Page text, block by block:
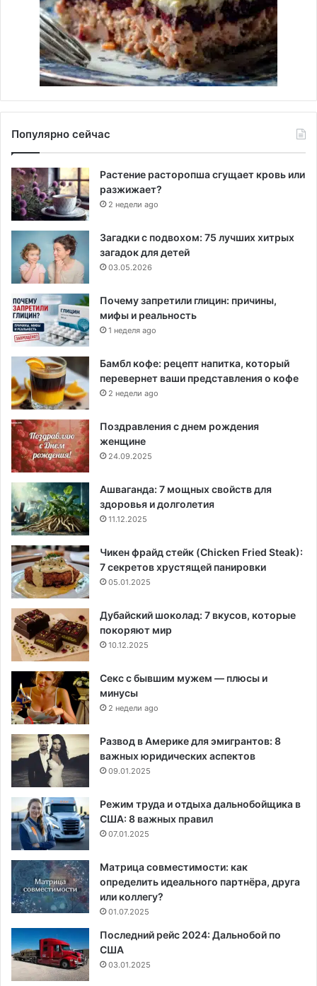
Популярно сейчас
Растение расторопша сгущает кровь или
разжижает?
2 недели ago
Загадки с подвохом: 75 лучших хитрых
загадок для детей
03.05.2026
Почему запретили глицин: причины,
мифы и реальность
1 неделя ago
Бамбл кофе: рецепт напитка, который
перевернет ваши представления о кофе
2 недели ago
Поздравления с днем рождения
женщине
24.09.2025
Ашваганда: 7 мощных свойств для
здоровья и долголетия
11.12.2025
Чикен фрайд стейк (Chicken Fried Steak):
7 секретов хрустящей панировки
05.01.2025
Дубайский шоколад: 7 вкусов, которые
покоряют мир
10.12.2025
Секс с бывшим мужем — плюсы и
минусы
2 недели ago
Развод в Америке для эмигрантов: 8
важных юридических аспектов
09.01.2025
Режим труда и отдыха дальнобойщика в
США: 8 важных правил
07.01.2025
Матрица совместимости: как
определить идеального партнёра, друга
или коллегу?
01.07.2025
Последний рейс 2024: Дальнобой по
США
03.01.2025